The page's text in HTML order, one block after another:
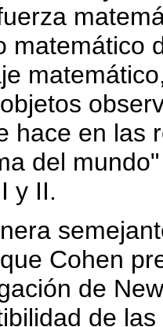
matemático
hace en las
del
y II.
Cohen
de
de